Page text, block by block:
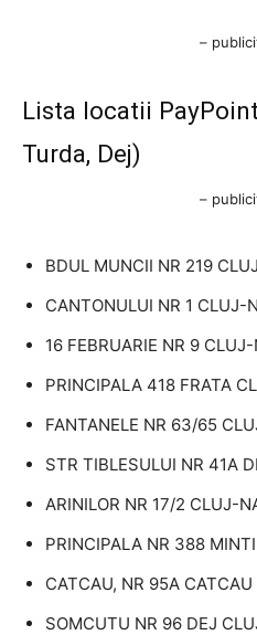
–
Lista locatii
Turda, Dej)
–
BDUL MUNCII NR 219
CANTONULUI NR 1 CLUJ-
16 FEBRUARIE NR 9
PRINCIPALA 418 FRATA
FANTANELE NR 63/65
STR TIBLESULUI NR 41A
ARINILOR NR 17/2 CLUJ-
PRINCIPALA NR 388
CATCAU, NR 95A CATCAU
SOMCUTU NR 96 DEJ